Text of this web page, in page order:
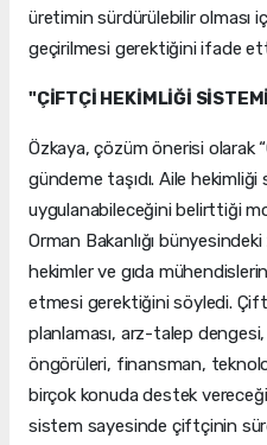
üretimin sürdürülebilir olması
geçirilmesi gerektiğini ifade
"ÇİFTÇİ HEKİMLİĞİ
Özkaya, çözüm önerisi olarak
gündeme taşıdı. Aile
uygulanabileceğini belirttiği
Orman Bakanlığı
hekimler ve gıda
etmesi gerektiğini söyledi.
planlaması, arz-talep
öngörüleri, finansman,
birçok konuda destek
sistem sayesinde çiftçinin